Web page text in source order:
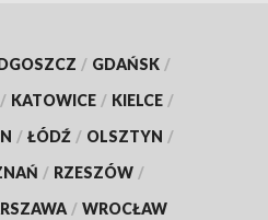
/ GDAŃSK /
/ KATOWICE / KIELCE /
/ ŁÓDŹ / OLSZTYN /
/ RZESZÓW /
/ WROCŁAW